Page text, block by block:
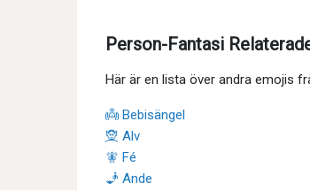
Person-Fantasi
Här är en lista över andra emojis
👼 Bebisängel
🧝 Alv
🧚 Fé
🧞 Ande